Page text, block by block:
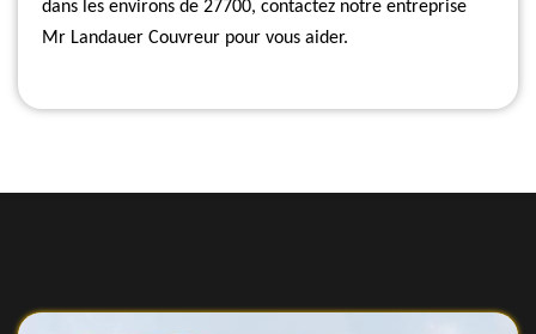
dans les environs de 27700, contactez notre entreprise
Mr Landauer Couvreur pour vous aider.